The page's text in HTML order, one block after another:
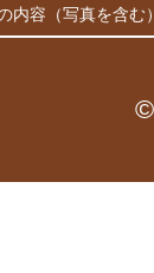
内容（写真を含